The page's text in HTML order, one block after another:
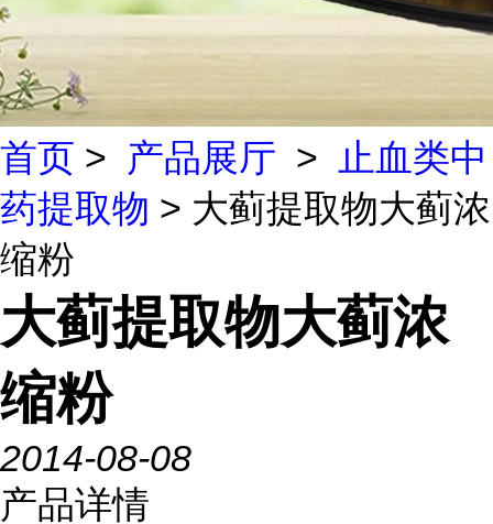
首页 > 产品展厅 >
止血类中
药提取物 > 大蓟提取物大蓟浓
缩粉
大蓟提取物大蓟浓
缩粉
2014-08-08
产品详情